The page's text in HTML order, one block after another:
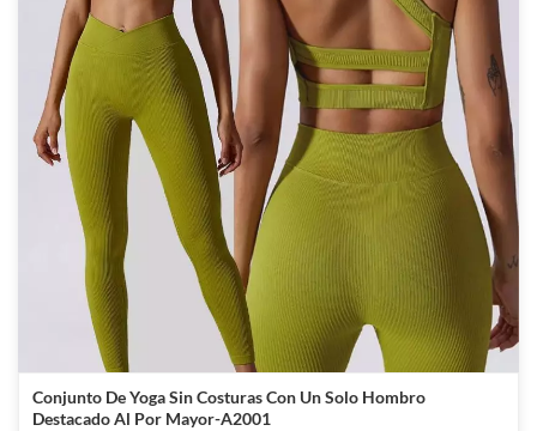
Conjunto De Yoga Sin Costuras Con Un Solo Hombro
Destacado Al Por Mayor-A2001